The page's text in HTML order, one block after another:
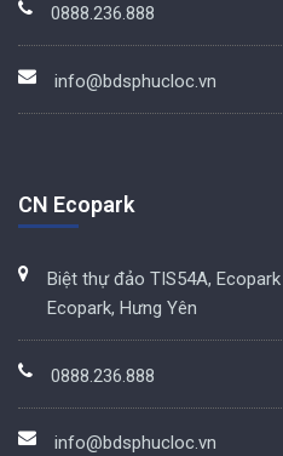
0888.236.888
info@bdsphucloc.vn
CN Ecopark
Biệt thự đảo TIS54A,
Ecopark, Hưng Yên
0888.236.888
info@bdsphucloc.vn